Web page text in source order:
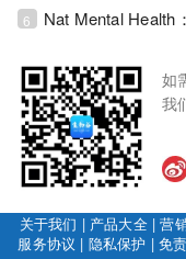
6
如
我
关于我们 | 产品大全|营
服务协议 | 隐私保护 |免